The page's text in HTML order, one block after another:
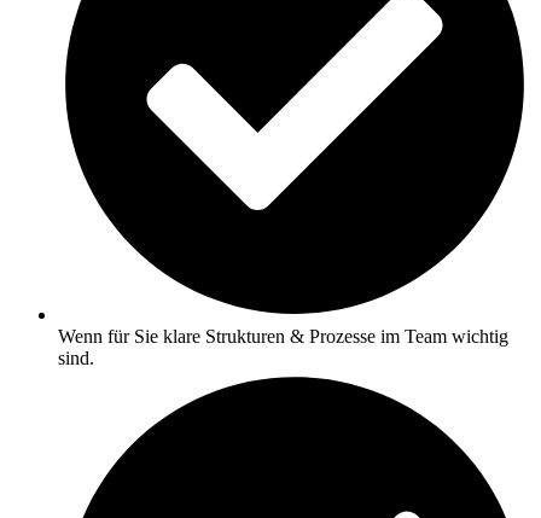
Wenn für Sie klare Strukturen & Prozesse im Team wichtig
sind.